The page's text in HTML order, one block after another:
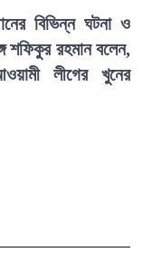
বিভিন্ন ঘটনা ও
শফিকুর রহমান বলেন,
লীগের খুনের